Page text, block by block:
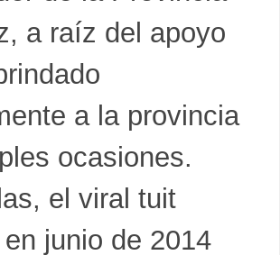
a raíz del apoyo
a la provincia
ocasiones.
el viral tuit
en junio de 2014